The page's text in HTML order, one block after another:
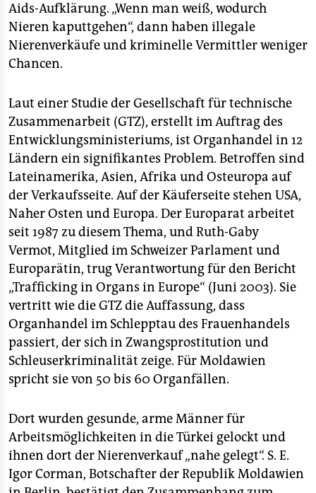
Aids-Aufklärung. „Wenn man weiß, wodurch
Nieren kaputtgehen“, dann haben illegale
Nierenverkäufe und kriminelle Vermittler weniger
Chancen.
Laut einer Studie der Gesellschaft für technische
Zusammenarbeit (GTZ), erstellt im Auftrag des
Entwicklungsministeriums, ist Organhandel in 12
Ländern ein signifikantes Problem. Betroffen sind
Lateinamerika, Asien, Afrika und Osteuropa auf
der Verkaufsseite. Auf der Käuferseite stehen USA,
Naher Osten und Europa. Der Europarat arbeitet
seit 1987 zu diesem Thema, und Ruth-Gaby
Vermot, Mitglied im Schweizer Parlament und
Europarätin, trug Verantwortung für den Bericht
„Trafficking in Organs in Europe“ (Juni 2003). Sie
vertritt wie die GTZ die Auffassung, dass
Organhandel im Schlepptau des Frauenhandels
passiert, der sich in Zwangsprostitution und
Schleuserkriminalität zeige. Für Moldawien
spricht sie von 50 bis 60 Organfällen.
Dort wurden gesunde, arme Männer für
Arbeitsmöglichkeiten in die Türkei gelockt und
ihnen dort der Nierenverkauf „nahe gelegt“. S. E.
Igor Corman, Botschafter der Republik Moldawien